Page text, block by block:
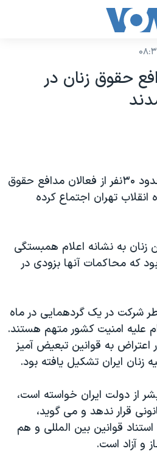
۲۰۲۴
حقوق زنان در
جمهوری اسلامی ايران حدود ۳۰نفر از فعالان مدافع حقوق
انقلاب تهران اجتماع کرده
زنان به نشانه اعلام همبستگی
که محاکمات آنها بزودی در
شرکت در يک گردهمايی در ماه
عليه امنيت کشور متهم هستند.
به قوانين تبعيض آميز
زنان ايران تشکيل يافته بود.
از دولت ايران خواسته است،
قرار ندهد و می گويد،
قوانين بين المللی و هم
و آزاد است.